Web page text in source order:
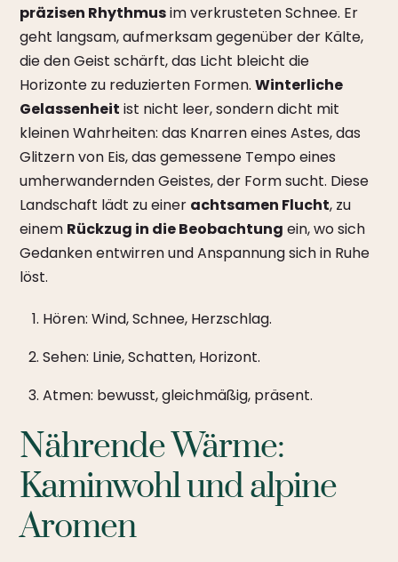
präzisen Rhythmusim verkrusteten Schnee. Er
geht langsam, aufmerksam gegenüber der Kälte,
die den Geist schärft, das Licht bleicht die
Horizonte zu reduzierten Formen.Winterliche
Gelassenheit ist nicht leer, sondern dicht mit
kleinen Wahrheiten: das Knarren eines Astes, das
Glitzern von Eis, das gemessene Tempo eines
umherwandernden Geistes, der Form sucht. Diese
Landschaft lädt zu einer achtsamen Flucht, zu
einem Rückzug in die Beobachtung ein, wo sich
Gedanken entwirren und Anspannung sich in Ruhe
löst.
Hören: Wind, Schnee, Herzschlag.
Sehen: Linie, Schatten, Horizont.
Atmen: bewusst, gleichmäßig, präsent.
Nährende Wärme:
Kaminwohl und alpine
Aromen